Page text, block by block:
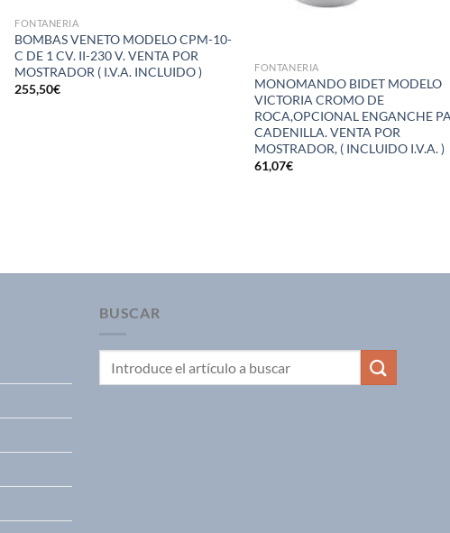
FONTANERIA
BOMBAS VENETO MODELO CPM-10-
C DE 1 CV. II-230 V. VENTA POR
MOSTRADOR ( I.V.A. INCLUIDO )
255,50€
FONTANERIA
MONOMANDO BIDET MODELO
VICTORIA CROMO DE
ROCA,OPCIONAL ENGANCHE
CADENILLA. VENTA POR
MOSTRADOR, ( INCLUIDO I.V.A. )
61,07€
BUSCAR